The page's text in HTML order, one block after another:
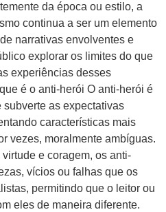
da época ou estilo, a
continua a ser um elemento
narrativas envolventes e
explorar os limites do que
experiências desses
é o anti-herói O anti-herói é
as expectativas
características mais
vezes, moralmente ambíguas.
e coragem, os anti-
vícios ou falhas que os
permitindo que o leitor ou
eles de maneira diferente.